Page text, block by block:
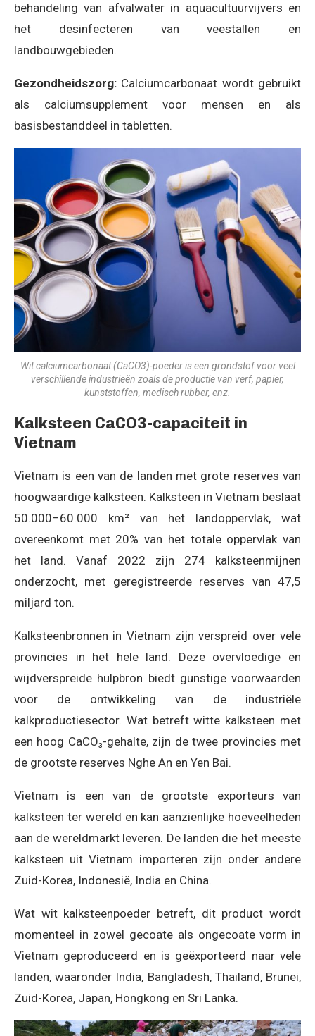
behandeling van afvalwater in aquacultuurvijvers en
het desinfecteren van veestallen en
landbouwgebieden.
Gezondheidszorg: Calciumcarbonaat wordt gebruikt
als calciumsupplement voor mensen en als
basisbestanddeel in tabletten.
Wit calciumcarbonaat (CaCO3)-poeder is een grondstof voor veel
verschillende industrieën zoals de productie van verf, papier,
kunststoffen, medisch rubber, enz.
Kalksteen CaCO3-capaciteit in
Vietnam
Vietnam is een van de landen met grote reserves van
hoogwaardige kalksteen. Kalksteen in Vietnam beslaat
50.000–60.000 km² van het landoppervlak, wat
overeenkomt met 20% van het totale oppervlak van
het land. Vanaf 2022 zijn 274 kalksteenmijnen
onderzocht, met geregistreerde reserves van 47,5
miljard ton.
Kalksteenbronnen in Vietnam zijn verspreid over vele
provincies in het hele land. Deze overvloedige en
wijdverspreide hulpbron biedt gunstige voorwaarden
voor de ontwikkeling van de industriële
kalkproductiesector. Wat betreft witte kalksteen met
een hoog CaCO₃-gehalte, zijn de twee provincies met
de grootste reserves Nghe An en Yen Bai.
Vietnam is een van de grootste exporteurs van
kalksteen ter wereld en kan aanzienlijke hoeveelheden
aan de wereldmarkt leveren. De landen die het meeste
kalksteen uit Vietnam importeren zijn onder andere
Zuid-Korea, Indonesië, India en China.
Wat wit kalksteenpoeder betreft, dit product wordt
momenteel in zowel gecoate als ongecoate vorm in
Vietnam geproduceerd en is geëxporteerd naar vele
landen, waaronder India, Bangladesh, Thailand, Brunei,
Zuid-Korea, Japan, Hongkong en Sri Lanka.